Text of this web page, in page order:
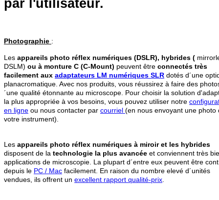
par l'utilisateur.
Photographie :
Les appareils photo réflex numériques (DSLR), hybrides (
DSLM) ou à monture C (C-Mount) peuvent être connectés très
facilement aux adaptateurs LM numériques SLR dotés d´une
planacromatique. Avec nos produits, vous réussirez à faire des
´une qualité étonnante au microscope. Pour choisir la solution
la plus appropriée à vos besoins, vous pouvez utiliser notre
en ligne ou nous contacter par courriel (en nous envoyant une photo
votre instrument).
Les appareils photo réflex numériques à miroir et les hybrides
disposent de la technologie la plus avancée et conviennent très
applications de microscopie. La plupart d´entre eux peuvent être
depuis le PC / Mac facilement. En raison du nombre elevé d´unités
vendues, ils offrent un excellent rapport qualité-prix